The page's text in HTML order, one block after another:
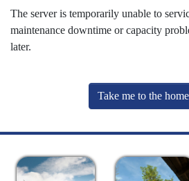
The server is temporarily unable to
maintenance downtime or capacity
later.
Take me to the